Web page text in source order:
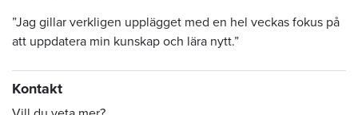
”Jag gillar verkligen upplägget med en hel veckas fokus på
att uppdatera min kunskap och lära nytt.”
Kontakt